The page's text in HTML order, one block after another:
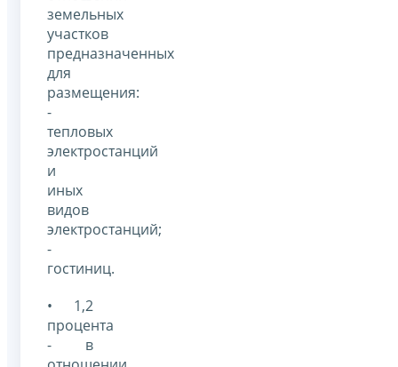
земельных
участков
предназначенных
для
размещения:
-
тепловых
электростанций
и
иных
видов
электростанций;
-
гостиниц.
• 1,2
процента
- в